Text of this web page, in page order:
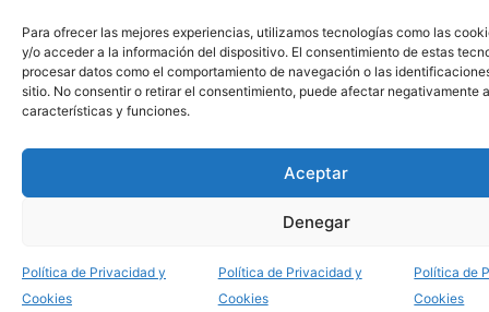
Para ofrecer las mejores experiencias, utilizamos tecnologías como las
y/o acceder a la información del dispositivo. El consentimiento de estas
procesar datos como el comportamiento de navegación o las
sitio. No consentir o retirar el consentimiento, puede afectar negativamente
características y funciones.
Aceptar
Denegar
Política de Privacidad y
Cookies
Política de Privacidad y
Cookies
Política de
Cookies